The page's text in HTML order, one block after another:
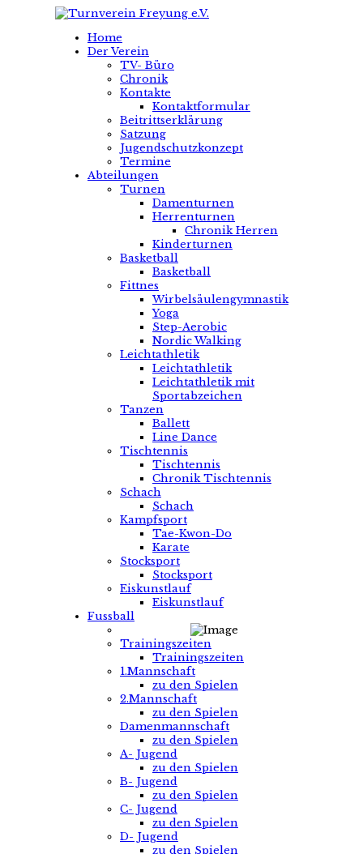
Home
Der Verein
TV- Büro
Chronik
Kontakte
Kontaktformular
Beitrittserklärung
Satzung
Jugendschutzkonzept
Termine
Abteilungen
Turnen
Damenturnen
Herrenturnen
Chronik Herren
Kinderturnen
Basketball
Basketball
Fittnes
Wirbelsäulengymnastik
Yoga
Step-Aerobic
Nordic Walking
Leichtathletik
Leichtathletik
Leichtathletik mit
Sportabzeichen
Tanzen
Ballett
Line Dance
Tischtennis
Tischtennis
Chronik Tischtennis
Schach
Schach
Kampfsport
Tae-Kwon-Do
Karate
Stocksport
Stocksport
Eiskunstlauf
Eiskunstlauf
Fussball
Trainingszeiten
Trainingszeiten
1.Mannschaft
zu den Spielen
2.Mannschaft
zu den Spielen
Damenmannschaft
zu den Spielen
A- Jugend
zu den Spielen
B- Jugend
zu den Spielen
C- Jugend
zu den Spielen
D- Jugend
zu den Spielen